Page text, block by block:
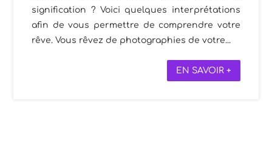
signification ? Voici quelques interprétations
afin de vous permettre de comprendre votre
rêve. Vous rêvez de photographies de votre...
EN SAVOIR +